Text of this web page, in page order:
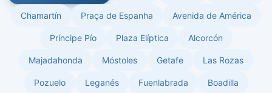
Chamartín Praça de Espanha Avenida de América
Príncipe Pío Plaza Elíptica Alcorcón
Majadahonda Móstoles Getafe Las Rozas
Pozuelo Leganés Fuenlabrada Boadilla